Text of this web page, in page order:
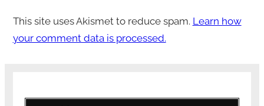
This site uses Akismet to reduce spam. Learn how
your comment data is processed.